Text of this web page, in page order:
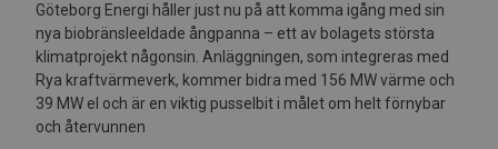
Göteborg Energi håller just nu på att komma igång med sin
nya biobränsleeldade ångpanna – ett av bolagets största
klimatprojekt någonsin. Anläggningen, som integreras med
Rya kraftvärmeverk, kommer bidra med 156 MW värme och
39 MW el och är en viktig pusselbit i målet om helt förnybar
och återvunnen